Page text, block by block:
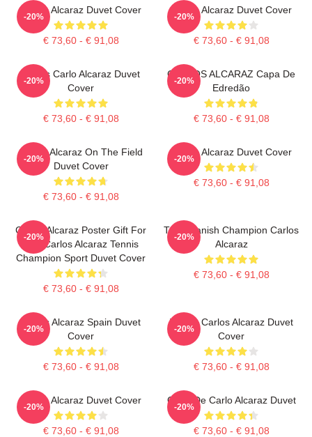
Carlos Alcaraz Duvet Cover
€ 73,60 - € 91,08
-20%
Carlos Alcaraz Duvet Cover
€ 73,60 - € 91,08
-20%
Tennis Carlo Alcaraz Duvet
Cover
€ 73,60 - € 91,08
-20%
CARLOS ALCARAZ Capa De
Edredão
€ 73,60 - € 91,08
-20%
Carlos Alcaraz On The Field
Duvet Cover
€ 73,60 - € 91,08
-20%
Carlos Alcaraz Duvet Cover
€ 73,60 - € 91,08
-20%
Carlos Alcaraz Poster Gift For
Him Carlos Alcaraz Tennis
Champion Sport Duvet Cover
€ 73,60 - € 91,08
-20%
The Spanish Champion Carlos
Alcaraz
€ 73,60 - € 91,08
-20%
Carlos Alcaraz Spain Duvet
Cover
€ 73,60 - € 91,08
-20%
Tennis Carlos Alcaraz Duvet
Cover
€ 73,60 - € 91,08
-20%
Carlos Alcaraz Duvet Cover
€ 73,60 - € 91,08
-20%
Capa De Carlo Alcaraz Duvet
€ 73,60 - € 91,08
-20%